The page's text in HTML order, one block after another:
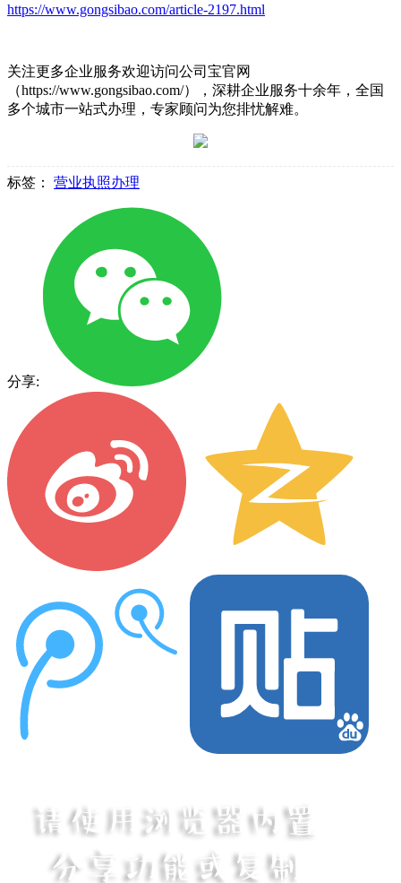
https://www.gongsibao.com/article-2197.html
关注更多企业服务欢迎访问公司宝官网
（https://www.gongsibao.com/），深耕企业服务十余年，全国
多个城市一站式办理，专家顾问为您排忧解难。
标签： 营业执照办理
分享: